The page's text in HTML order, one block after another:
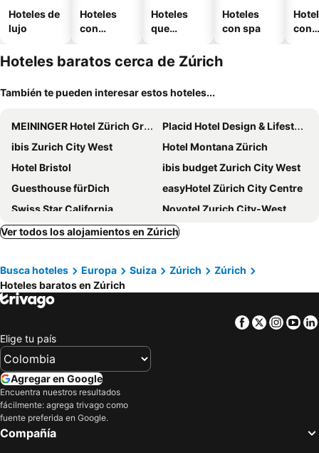
Hoteles de
lujo
Hoteles
con
Hoteles
que
mascotas
Hoteles
con spa
con
Hoteles baratos cerca de Zúrich
También te pueden interesar estos hoteles...
MEININGER Hotel Zürich Greencity
Placid Hotel Design & Lifestyle Zurich
ibis Zurich City West
Hotel Montana Zürich
Hotel Bristol
ibis budget Zurich City West
Guesthouse fürDich
easyHotel Zürich City Centre
Swiss Star California
Novotel Zurich City-West
Glockenhof Zürich
Ruby Mimi Hotel Zurich
Opera Hotel Zurich
Hotel Felix
B&B HOTEL Zurich East Wallisellen
Crowne Plaza Zurich By Ihg
easyHotel Zürich City Limmatplatz
ibis Zurich Messe Airport
Leonardo Boutique Hotel Rigihof Zurich
Swiss Chocolate by Fassbind
Hotel Olympia
LivingTown Lofts Zurich
THE FLAG Zürich
Ver todos los alojamientos en Zúrich
Busca hoteles Europa Suiza Zúrich
Zúrich
Hoteles baratos en Zúrich
Facebook
Twitter
Elige tu país
Agregar en Google
Encuentra nuestros resultados
fácilmente: agrega trivago como
fuente preferida en Google.
Compañía